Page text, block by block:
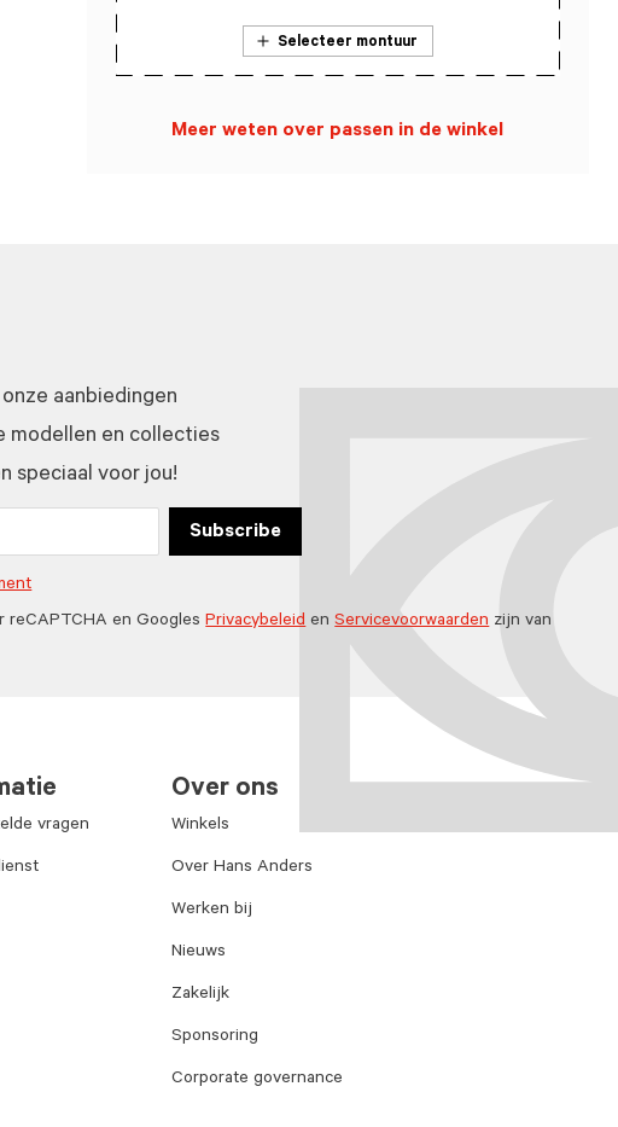
Selecteer montuur
Meer weten over passen in de winkel
aanbiedingen
modellen en collecties
speciaal voor jou!
Subscribe
reCAPTCHA en GooglesPrivacybeleidenServicevoorwaardenzijn van
vragen
Over ons
Winkels
Over Hans Anders
Werken bij
Nieuws
Zakelijk
Sponsoring
Corporate governance